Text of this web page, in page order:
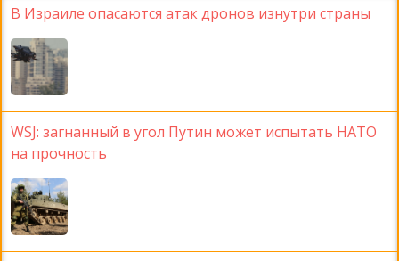
В Израиле опасаются атак дронов изнутри страны
WSJ: загнанный в угол Путин может испытать НАТО
на прочность